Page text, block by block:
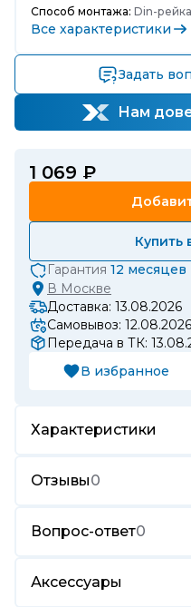
Способ монтажа: Din-
Все характеристики
Задать
Нам
1 069 ₽
Купить
Гарантия 12 месяцев
В Москве
Доставка: 13.08.2026
Самовывоз: 12.08.2026
Передача в ТК:
В избранное
Характеристики
Отзывы0
Вопрос-ответ0
Аксессуары